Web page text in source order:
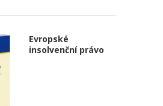
Evropské
insolvenční právo